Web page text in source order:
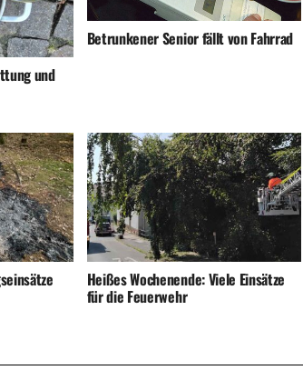
und
Betrunkener Senior fällt von Fahrrad
Heißes Wochenende: Viele Einsätze
für die Feuerwehr